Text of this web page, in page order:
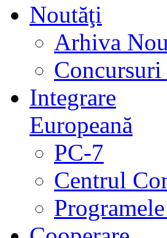
Noutăţi
Arhiva
Integrare
Europeană
PC-7
Centrul